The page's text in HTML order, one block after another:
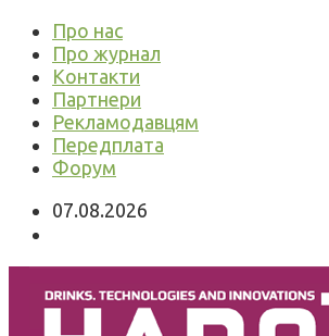
Про нас
Про журнал
Контакти
Партнери
Рекламодавцям
Передплата
Форум
07.08.2026